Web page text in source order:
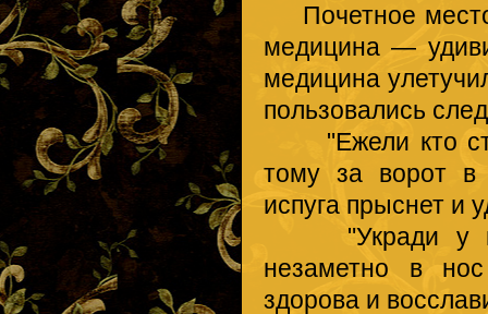
Почетное место
медицина —
медицина
пользовались
"Ежели кто
тому за ворот в
испуга прыснет и
"Укради у
незаметно в
здорова и